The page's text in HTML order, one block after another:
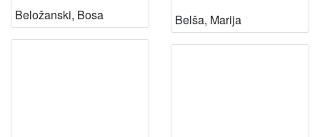
Beložanski, Bosa Belša, Marija